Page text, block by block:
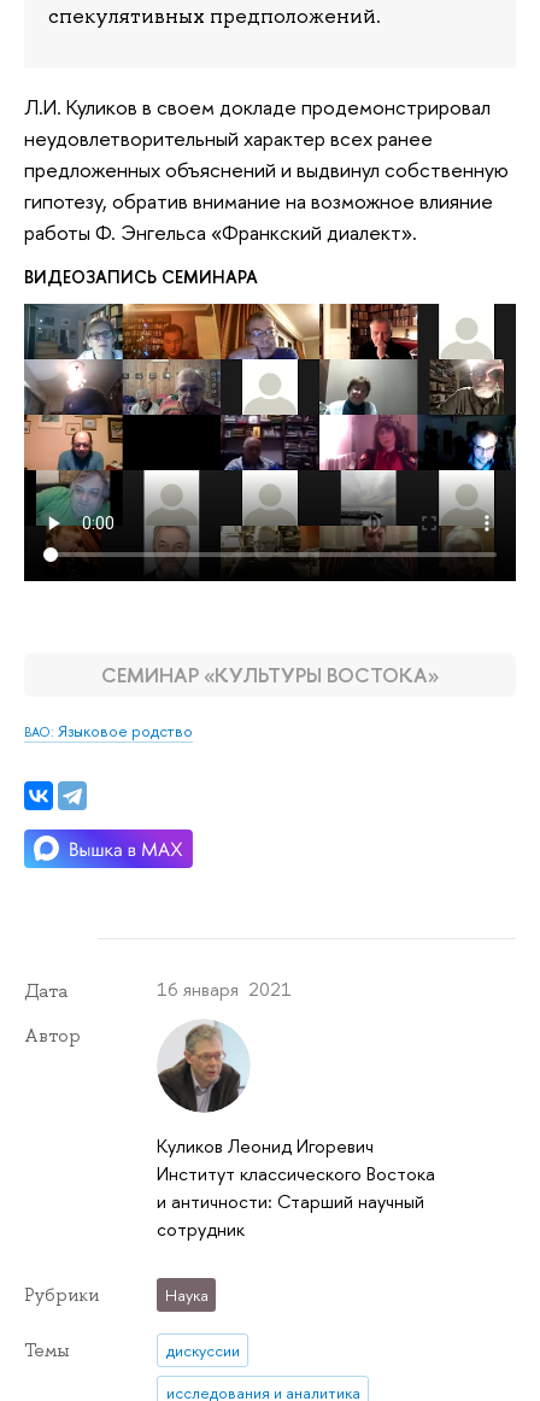
спекулятивных предположений.
Л.И. Куликов в своем докладе продемонстрировал
неудовлетворительный характер всех ранее
предложенных объяснений и выдвинул собственную
гипотезу, обратив внимание на возможное влияние
работы Ф. Энгельса «Франкский диалект».
ВИДЕОЗАПИСЬ СЕМИНАРА
СЕМИНАР «КУЛЬТУРЫ ВОСТОКА»
ВАО: Языковое родство
Дата 16 января 2021
Автор
Куликов Леонид Игоревич
Институт классического Востока
и античности: Старший научный
сотрудник
Рубрики Наука
Темы
дискуссии
исследования и аналитика